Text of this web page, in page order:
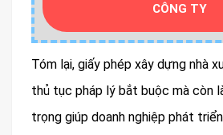
CÔNG TY
Tóm lại, giấy phép xây dựng nhà
thủ tục pháp lý bắt buộc mà còn
trọng giúp doanh nghiệp phát